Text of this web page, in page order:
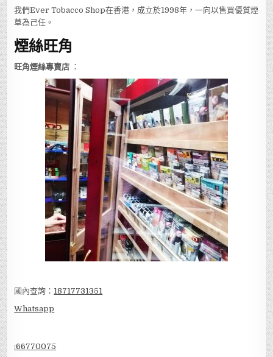
我們Ever Tobacco Shop在香港，成立於1998年，一向以售買優質煙
草為己任。
煙絲旺角
旺角煙絲專賣店 ：
國內查詢： 18717731351
Whatsapp